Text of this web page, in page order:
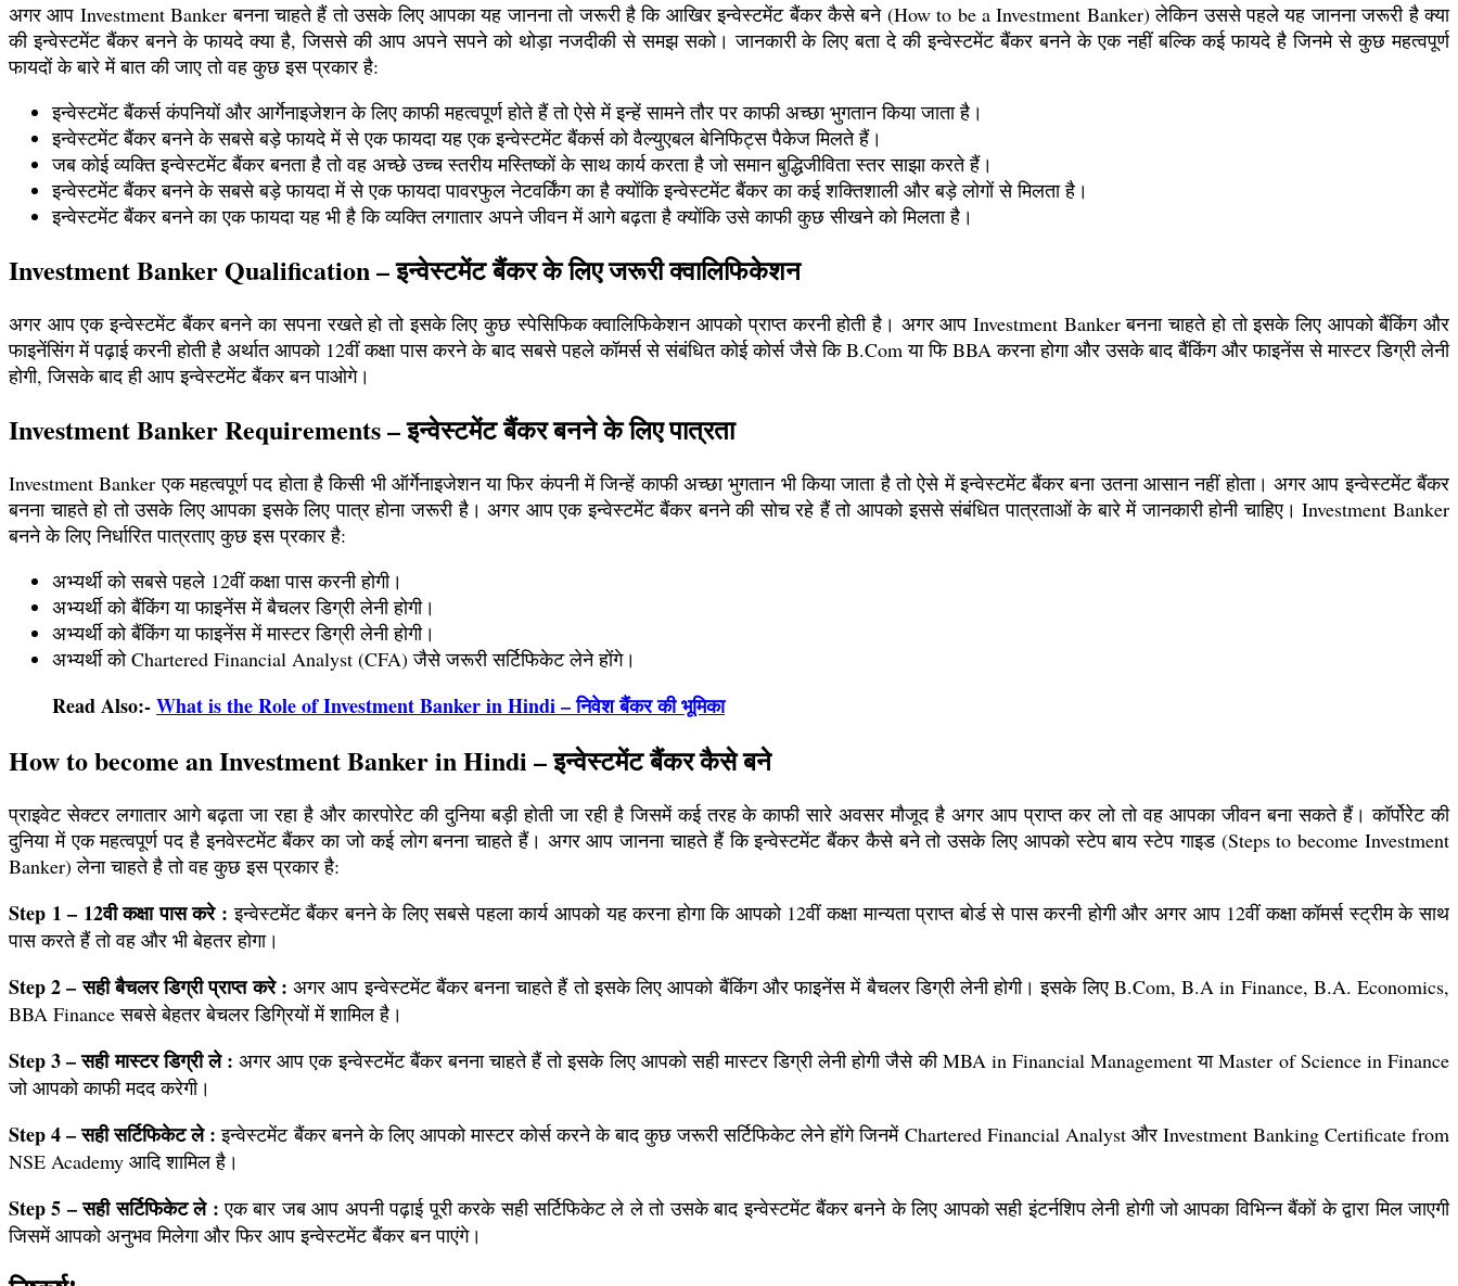
अगर आप Investment Banker बनना चाहते हैं तो उसके लिए आपका यह जानना तो जरूरी है कि आखिर इन्वेस्टमेंट बैंकर कैसे बने (How to be a Investment Banker) लेकिन उससे पहले यह जानना जरूरी है क्या
की इन्वेस्टमेंट बैंकर बनने के फायदे क्या है, जिससे की आप अपने सपने को थोड़ा नजदीकी से समझ सको। जानकारी के लिए बता दे की इन्वेस्टमेंट बैंकर बनने के एक नहीं बल्कि कई फायदे है जिनमे से कुछ महत्वपूर्ण
फायदों के बारे में बात की जाए तो वह कुछ इस प्रकार है:
इन्वेस्टमेंट बैंकर्स कंपनियों और आर्गेनाइजेशन के लिए काफी महत्वपूर्ण होते हैं तो ऐसे में इन्हें सामने तौर पर काफी अच्छा भुगतान किया जाता है।
इन्वेस्टमेंट बैंकर बनने के सबसे बड़े फायदे में से एक फायदा यह एक इन्वेस्टमेंट बैंकर्स को वैल्युएबल बेनिफिट्स पैकेज मिलते हैं।
जब कोई व्यक्ति इन्वेस्टमेंट बैंकर बनता है तो वह अच्छे उच्च स्तरीय मस्तिष्कों के साथ कार्य करता है जो समान बुद्धिजीविता स्तर साझा करते हैं।
इन्वेस्टमेंट बैंकर बनने के सबसे बड़े फायदा में से एक फायदा पावरफुल नेटवर्किंग का है क्योंकि इन्वेस्टमेंट बैंकर का कई शक्तिशाली और बड़े लोगों से मिलता है।
इन्वेस्टमेंट बैंकर बनने का एक फायदा यह भी है कि व्यक्ति लगातार अपने जीवन में आगे बढ़ता है क्योंकि उसे काफी कुछ सीखने को मिलता है।
Investment Banker Qualification – इन्वेस्टमेंट बैंकर के लिए जरूरी क्वालिफिकेशन
अगर आप एक इन्वेस्टमेंट बैंकर बनने का सपना रखते हो तो इसके लिए कुछ स्पेसिफिक क्वालिफिकेशन आपको प्राप्त करनी होती है। अगर आप Investment Banker बनना चाहते हो तो इसके लिए आपको बैंकिंग और
फाइनेंसिंग में पढ़ाई करनी होती है अर्थात आपको 12वीं कक्षा पास करने के बाद सबसे पहले कॉमर्स से संबंधित कोई कोर्स जैसे कि B.Com या फि BBA करना होगा और उसके बाद बैंकिंग और फाइनेंस से मास्टर डिग्री लेनी
होगी, जिसके बाद ही आप इन्वेस्टमेंट बैंकर बन पाओगे।
Investment Banker Requirements – इन्वेस्टमेंट बैंकर बनने के लिए पात्रता
Investment Banker एक महत्वपूर्ण पद होता है किसी भी ऑर्गेनाइजेशन या फिर कंपनी में जिन्हें काफी अच्छा भुगतान भी किया जाता है तो ऐसे में इन्वेस्टमेंट बैंकर बना उतना आसान नहीं होता। अगर आप इन्वेस्टमेंट बैंकर
बनना चाहते हो तो उसके लिए आपका इसके लिए पात्र होना जरूरी है। अगर आप एक इन्वेस्टमेंट बैंकर बनने की सोच रहे हैं तो आपको इससे संबंधित पात्रताओं के बारे में जानकारी होनी चाहिए। Investment Banker
बनने के लिए निर्धारित पात्रताए कुछ इस प्रकार है:
अभ्यर्थी को सबसे पहले 12वीं कक्षा पास करनी होगी।
अभ्यर्थी को बैंकिंग या फाइनेंस में बैचलर डिग्री लेनी होगी।
अभ्यर्थी को बैंकिंग या फाइनेंस में मास्टर डिग्री लेनी होगी।
अभ्यर्थी को Chartered Financial Analyst (CFA) जैसे जरूरी सर्टिफिकेट लेने होंगे।
Read Also:-What is the Role of Investment Banker in Hindi – निवेश बैंकर की भूमिका
How to become an Investment Banker in Hindi – इन्वेस्टमेंट बैंकर कैसे बने
प्राइवेट सेक्टर लगातार आगे बढ़ता जा रहा है और कारपोरेट की दुनिया बड़ी होती जा रही है जिसमें कई तरह के काफी सारे अवसर मौजूद है अगर आप प्राप्त कर लो तो वह आपका जीवन बना सकते हैं। कॉर्पोरेट की
दुनिया में एक महत्वपूर्ण पद है इनवेस्टमेंट बैंकर का जो कई लोग बनना चाहते हैं। अगर आप जानना चाहते हैं कि इन्वेस्टमेंट बैंकर कैसे बने तो उसके लिए आपको स्टेप बाय स्टेप गाइड (Steps to become Investment
Banker) लेना चाहते है तो वह कुछ इस प्रकार है:
Step 1 – 12वी कक्षा पास करे :इन्वेस्टमेंट बैंकर बनने के लिए सबसे पहला कार्य आपको यह करना होगा कि आपको 12वीं कक्षा मान्यता प्राप्त बोर्ड से पास करनी होगी और अगर आप 12वीं कक्षा कॉमर्स स्ट्रीम के साथ
पास करते हैं तो वह और भी बेहतर होगा।
Step 2 – सही बैचलर डिग्री प्राप्त करे : अगर आप इन्वेस्टमेंट बैंकर बनना चाहते हैं तो इसके लिए आपको बैंकिंग और फाइनेंस में बैचलर डिग्री लेनी होगी। इसके लिए B.Com, B.A in Finance, B.A. Economics,
BBA Finance सबसे बेहतर बेचलर डिग्रियों में शामिल है।
Step 3 – सही मास्टर डिग्री ले : अगर आप एक इन्वेस्टमेंट बैंकर बनना चाहते हैं तो इसके लिए आपको सही मास्टर डिग्री लेनी होगी जैसे की MBA in Financial Management या Master of Science in Finance
जो आपको काफी मदद करेगी।
Step 4 – सही सर्टिफिकेट ले :इन्वेस्टमेंट बैंकर बनने के लिए आपको मास्टर कोर्स करने के बाद कुछ जरूरी सर्टिफिकेट लेने होंगे जिनमें Chartered Financial Analyst और Investment Banking Certificate from
NSE Academy आदि शामिल है।
Step 5 – सही सर्टिफिकेट ले : एक बार जब आप अपनी पढ़ाई पूरी करके सही सर्टिफिकेट ले ले तो उसके बाद इन्वेस्टमेंट बैंकर बनने के लिए आपको सही इंटर्नशिप लेनी होगी जो आपका विभिन्न बैंकों के द्वारा मिल जाएगी
जिसमें आपको अनुभव मिलेगा और फिर आप इन्वेस्टमेंट बैंकर बन पाएंगे।